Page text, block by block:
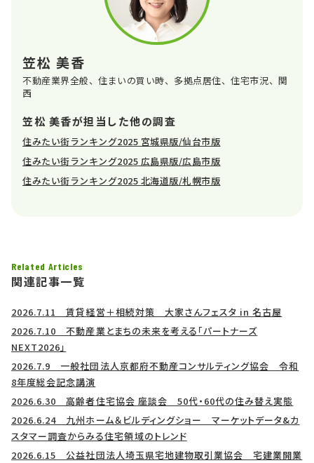
笠松 美香
不動産業界全般、住まいの買い時、多拠点居住、住宅市況、関
西
笠松 美香が担当した他の調査
住みたい街ランキング2025 宮城県版/仙台市版
住みたい街ランキング2025 広島県版/広島市版
住みたい街ランキング2025 北海道版/札幌市版
Related Articles
関連記事一覧
2026.7.11 賃貸経営＋相続対策 大家さんフェスタ in 名古屋
2026.7.10 不動産業とまちの未来を考える「パートナーズ
NEXT2026」
2026.7.9 一般社団法人京都府不動産コンサルティング協会 令和
8年度総会記念講演
2026.6.30 高齢者住宅協会 座談会 50代・60代の住み替え実態
2026.6.24 九州ホーム＆ビルディングショー マーケットデータ&カ
スタマー調査からみる住宅領域のトレンド
2026.6.15 公益社団法人埼玉県宅地建物取引業協会 宅建業開業